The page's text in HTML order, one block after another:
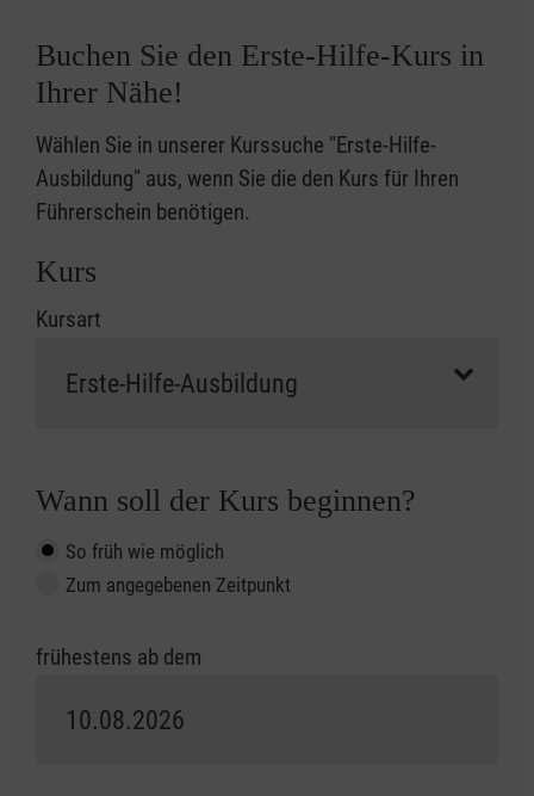
Buchen Sie den Erste-Hilfe-Kurs in
Ihrer Nähe!
Wählen Sie in unserer Kurssuche "Erste-Hilfe-
Ausbildung" aus, wenn Sie die den Kurs für Ihren
Führerschein benötigen.
Kurs
Kursart
Wann soll der Kurs beginnen?
So früh wie möglich
Zum angegebenen Zeitpunkt
frühestens ab dem